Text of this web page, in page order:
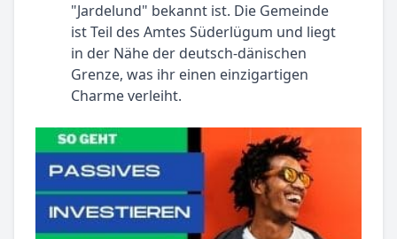
"Jardelund" bekannt ist. Die Gemeinde
ist Teil des Amtes Süderlügum und liegt
in der Nähe der deutsch-dänischen
Grenze, was ihr einen einzigartigen
Charme verleiht.